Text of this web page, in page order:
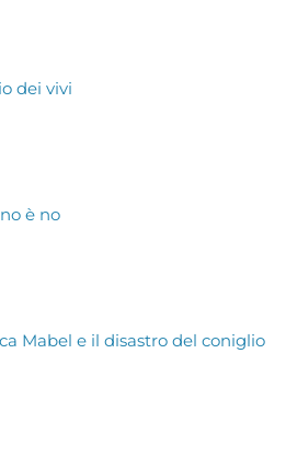
dei vivi
è no
Mabel e il disastro del coniglio